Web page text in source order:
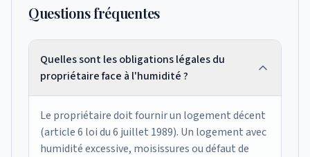
Questions fréquentes
Quelles sont les obligations légales du
propriétaire face à l'humidité ?
Le propriétaire doit fournir un logement décent
(article 6 loi du 6 juillet 1989). Un logement avec
humidité excessive, moisissures ou défaut de